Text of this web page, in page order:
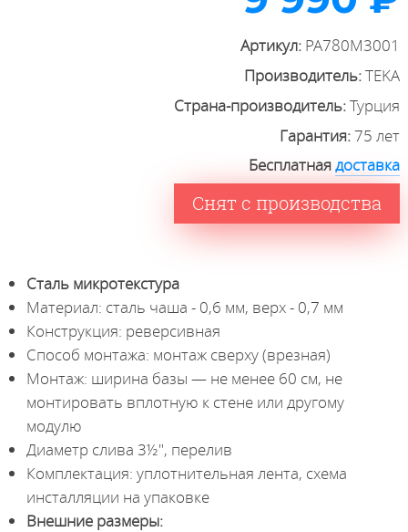
Артикул: PA780M3001
Производитель:TEKA
Страна-производитель:Турция
Гарантия: 75 лет
Бесплатнаядоставка
Снят с производства
Сталь микротекстура
Материал: сталь чаша - 0,6 мм, верх - 0,7 мм
Конструкция: реверсивная
Способ монтажа: монтаж сверху (врезная)
Монтаж: ширина базы — не менее 60 cм, не
монтировать вплотную к стене или другому
модулю
Диаметр слива 3½", перелив
Комплектация: уплотнительная лента, схема
инсталляции на упаковке
Внешние размеры: